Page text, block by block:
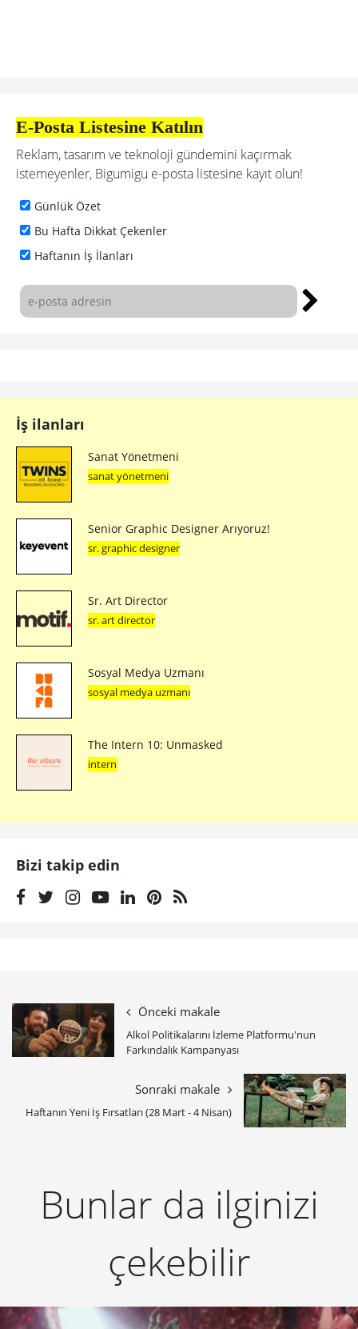
E-Posta Listesine Katılın
Reklam, tasarım ve teknoloji gündemini kaçırmak
istemeyenler, Bigumigu e-posta listesine kayıt olun!
Günlük Özet
Bu Hafta Dikkat Çekenler
Haftanın İş İlanları
İş ilanları
Sanat Yönetmeni
sanat yönetmeni
Senior Graphic Designer Arıyoruz!
sr. graphic designer
Sr. Art Director
sr. art director
Sosyal Medya Uzmanı
sosyal medya uzmanı
The Intern 10: Unmasked
intern
Bizi takip edin
Önceki makale
Alkol Politikalarını İzleme Platformu'nun
Farkındalık Kampanyası
Sonraki makale
Haftanın Yeni İş Fırsatları (28 Mart - 4 Nisan)
Bunlar da ilginizi
çekebilir